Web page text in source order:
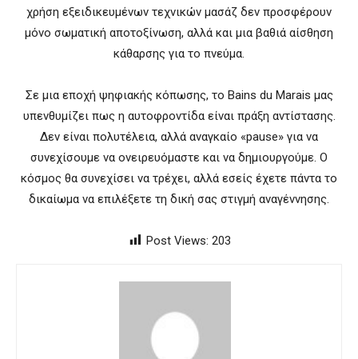
χρήση εξειδικευμένων τεχνικών μασάζ δεν προσφέρουν
μόνο σωματική αποτοξίνωση, αλλά και μια βαθιά αίσθηση
κάθαρσης για το πνεύμα.
Σε μια εποχή ψηφιακής κόπωσης, το Bains du Marais μας
υπενθυμίζει πως η αυτοφροντίδα είναι πράξη αντίστασης.
Δεν είναι πολυτέλεια, αλλά αναγκαίο «pause» για να
συνεχίσουμε να ονειρευόμαστε και να δημιουργούμε. Ο
κόσμος θα συνεχίσει να τρέχει, αλλά εσείς έχετε πάντα το
δικαίωμα να επιλέξετε τη δική σας στιγμή αναγέννησης.
Post Views: 203